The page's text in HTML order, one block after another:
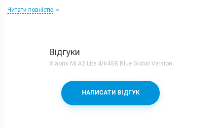
Роздільна здатність
Процесор
Qualcomm Snapdragon 625 + Adreno
506
Читати повністю
Відгуки
Xiaomi Mi A2 Lite 4/64GB Blue Global Version
НАПИСАТИ ВІДГУК